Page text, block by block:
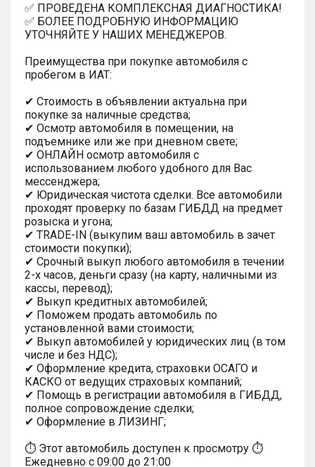
✅ ПРОВЕДЕНА КОМПЛЕКСНАЯ ДИАГНОСТИКА!
✅ БОЛЕЕ ПОДРОБНУЮ ИНФОРМАЦИЮ
УТОЧНЯЙТЕ У НАШИХ МЕНЕДЖЕРОВ.
Преимущества при покупке автомобиля с
пробегом в ИАТ:
✔ Стоимость в объявлении актуальна при
покупке за наличные средства;
✔ Осмотр автомобиля в помещении, на
подъемнике или же при дневном свете;
✔ ОНЛАЙН осмотр автомобиля с
использованием любого удобного для Вас
мессенджера;
✔ Юридическая чистота сделки. Все автомобили
проходят проверку по базам ГИБДД на предмет
розыска и угона;
✔ TRADE-IN (выкупим ваш автомобиль в зачет
стоимости покупки);
✔ Срочный выкуп любого автомобиля в течении
2-х часов, деньги сразу (на карту, наличными из
кассы, перевод);
✔ Выкуп кредитных автомобилей;
✔ Поможем продать автомобиль по
установленной вами стоимости;
✔ Выкуп автомобилей у юридических лиц (в том
числе и без НДС);
✔ Оформление кредита, страховки ОСАГО и
КАСКО от ведущих страховых компаний;
✔ Помощь в регистрации автомобиля в ГИБДД,
полное сопровождение сделки;
✔ Оформление в ЛИЗИНГ;
⏱ Этот автомобиль доступен к просмотру ⏱
Ежедневно с 09:00 до 21:00